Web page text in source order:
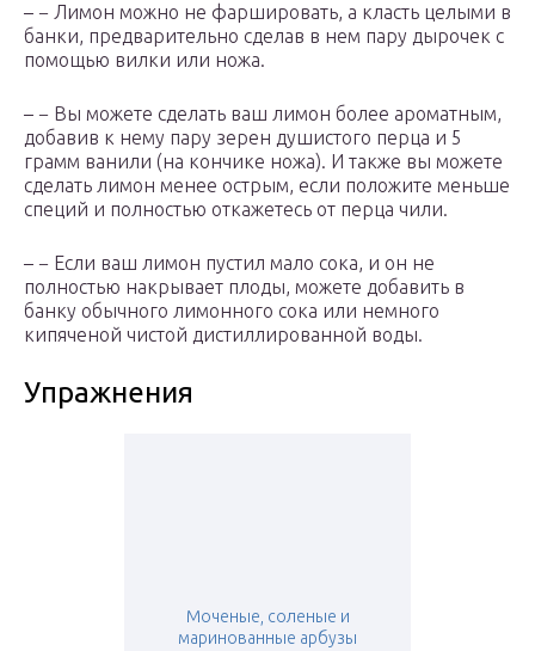
– − Лимон можно не фаршировать, а класть целыми в
банки, предварительно сделав в нем пару дырочек с
помощью вилки или ножа.
– − Вы можете сделать ваш лимон более ароматным,
добавив к нему пару зерен душистого перца и 5
грамм ванили (на кончике ножа). И также вы можете
сделать лимон менее острым, если положите меньше
специй и полностью откажетесь от перца чили.
– − Если ваш лимон пустил мало сока, и он не
полностью накрывает плоды, можете добавить в
банку обычного лимонного сока или немного
кипяченой чистой дистиллированной воды.
Упражнения
Моченые, соленые и
маринованные арбузы